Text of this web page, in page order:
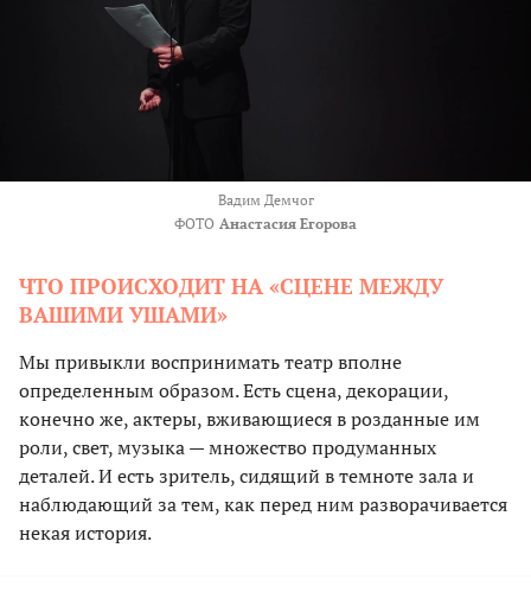
Вадим Демчог
ФОТО Анастасия Егорова
ЧТО ПРОИСХОДИТ НА «СЦЕНЕ МЕЖДУ
ВАШИМИ УШАМИ»
Мы привыкли воспринимать театр вполне
определенным образом. Есть сцена, декорации,
конечно же, актеры, вживающиеся в розданные им
роли, свет, музыка — множество продуманных
деталей. И есть зритель, сидящий в темноте зала и
наблюдающий за тем, как перед ним разворачивается
некая история.